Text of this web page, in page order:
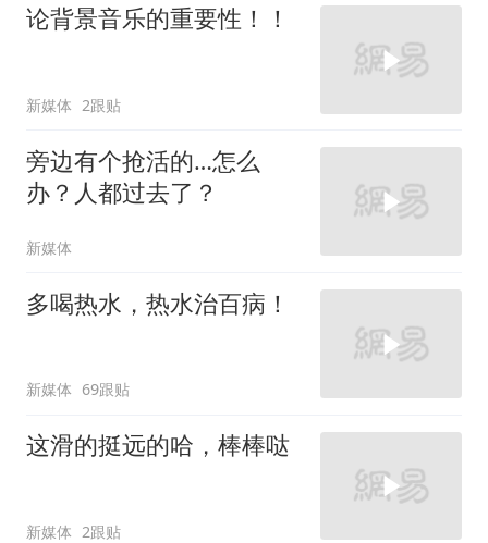
论背景音乐的重要性！！
新媒体 2跟贴
旁边有个抢活的…怎么
办？人都过去了？
新媒体
多喝热水，热水治百病！
新媒体 69跟贴
这滑的挺远的哈，棒棒哒
新媒体 2跟贴